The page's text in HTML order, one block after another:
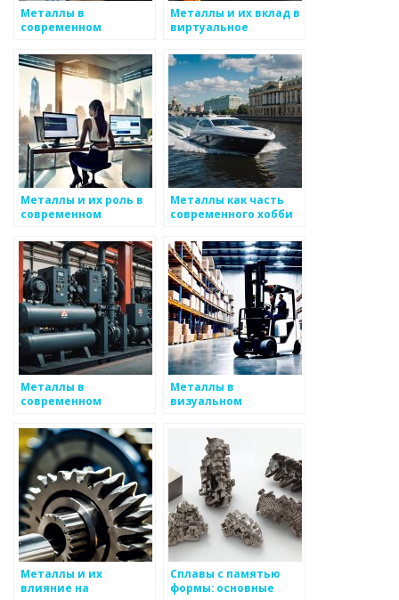
Металлы в
современном
Металлы и их вклад в
виртуальное
Металлы и их роль в
современном
Металлы как часть
современного хобби
Металлы в
современном
Металлы в
визуальном
Металлы и их
влияние на
Сплавы с памятью
формы: основные